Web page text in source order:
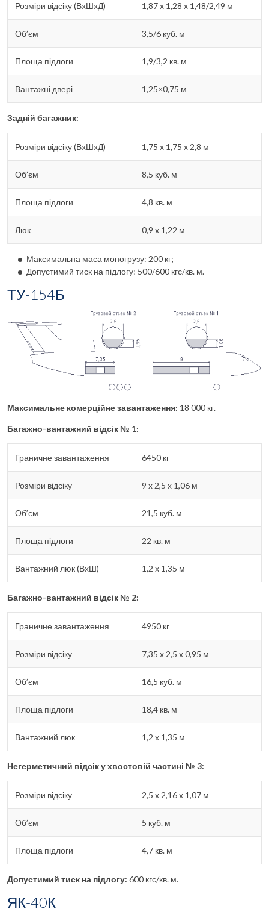
Розміри відсіку (ВхШхД) 1,87 х 1,28 х 1,48/2,49 м
Об’єм 3,5/6 куб. м
Площа підлоги 1,9/3,2 кв. м
Вантажні двері 1,25×0,75 м
Задній багажник:
Розміри відсіку (ВхШхД) 1,75 х 1,75 х 2,8 м
Об’єм 8,5 куб. м
Площа підлоги 4,8 кв. м
Люк 0,9 x 1,22 м
Максимальна маса моногрузу: 200 кг;
Допустимий тиск на підлогу: 500/600 кгс/кв. м.
ТУ-154Б
Максимальне комерційне завантаження: 18 000 кг.
Багажно-вантажний відсік № 1:
Граничне завантаження 6450 кг
Розміри відсіку 9 х 2,5 х 1,06 м
Об’єм 21,5 куб. м
Площа підлоги 22 кв. м
Вантажний люк (ВхШ) 1,2 x 1,35 м
Багажно-вантажний відсік № 2:
Граничне завантаження 4950 кг
Розміри відсіку 7,35 х 2,5 х 0,95 м
Об’єм 16,5 куб. м
Площа підлоги 18,4 кв. м
Вантажний люк 1,2 x 1,35 м
Негерметичний відсік у хвостовій частині № 3:
Розміри відсіку 2,5 х 2,16 х 1,07 м
Об’єм 5 куб. м
Площа підлоги 4,7 кв. м
Допустимий тиск на підлогу: 600 кгс/кв. м.
ЯК-40К